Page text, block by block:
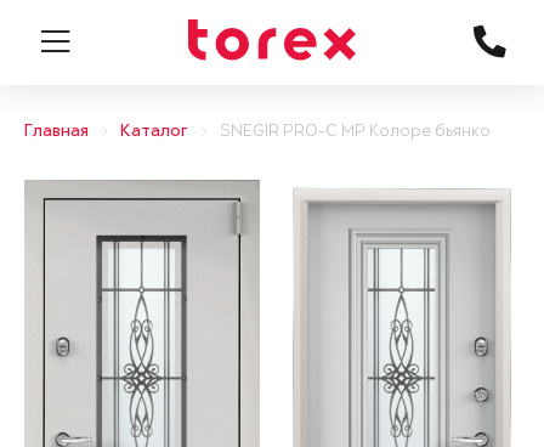
Главная Каталог SNEGIR PRO-C MP Колоре бьянко